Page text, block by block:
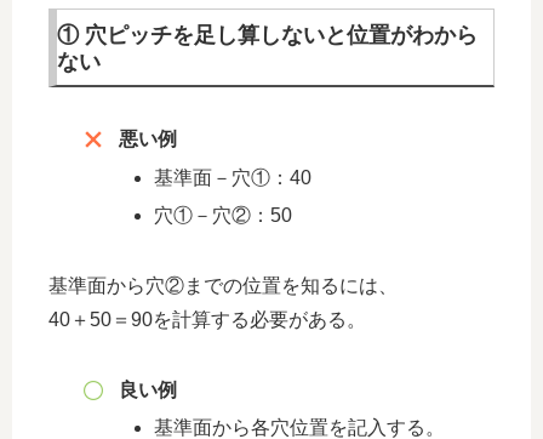
① 穴ピッチを足し算しないと位置がわから
ない
悪い例
基準面－穴①：40
穴①－穴②：50
基準面から穴②までの位置を知るには、
40＋50＝90を計算する必要がある。
良い例
基準面から各穴位置を記入する。